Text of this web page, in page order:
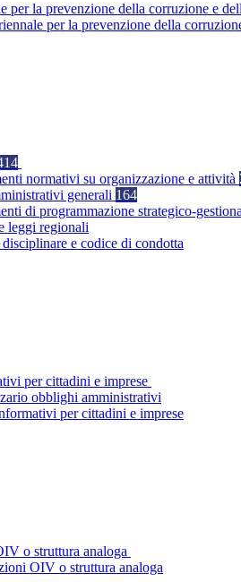
per la prevenzione della corruzione e
per la prevenzione della
normativi su organizzazione e attività
generali 164
di programmazione strategico-
leggi regionali
e codice di condotta
per cittadini e imprese
obblighi amministrativi
per cittadini e imprese
o struttura analoga
OIV o struttura analoga